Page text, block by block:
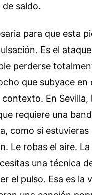
saldo.
para que esta
Es el
perderse
que subyace
En
requiere una
como si
Le robas el aire.
una técnica
el pulso. Esa es la